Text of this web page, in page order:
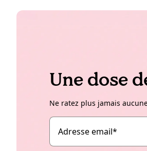
Une dose
Ne ratez plus jamais
Adresse email*